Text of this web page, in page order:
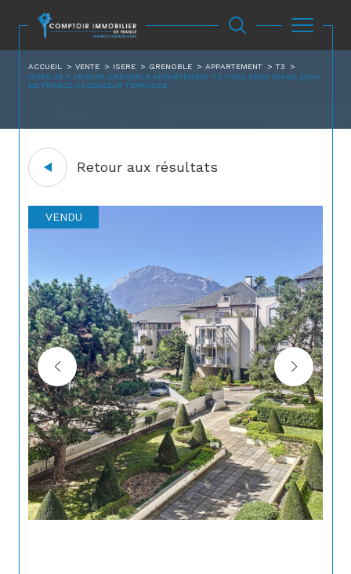
ACCUEIL VENTE ISERE GRENOBLE APPARTEMENT
T3
ISERE 38 A VENDRE GRENOBLE APPARTEMENT T3 70M2 2EME ETAGE QUAI
DE FRANCE ASCENSEUR TERRASSE
Retour aux résultats
VENDU